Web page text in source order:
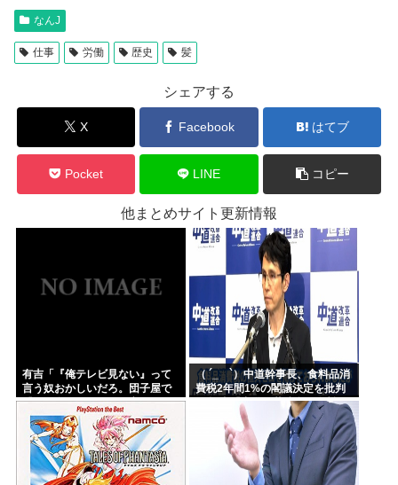
なんJ
仕事 労働 歴史 髪
シェアする
X Facebook はてブ
Pocket LINE コピー
他まとめサイト更新情報
有吉「『俺テレビ見ない』って
言う奴おかしいだろ。団子屋で
『団子食べない』って言うか？
こっちは芸人だぞ」
（ ´_ゝ`）中道幹事長、食料品消
費税2年間1%の閣議決定を批判
→ 記者「中道改革連合は食料品
消費税ゼロを公約に掲げていた
が？」→ 階猛氏「